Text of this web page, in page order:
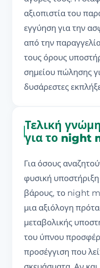
αξιοπιστία του
εγγύηση για την
από την
τους όρους
σημείου πώλησης
δυσάρεστες
Τελική
για το night
Για όσους
φυσική
βάρους, το night
μια αξιόλογη
μεταβολικής
του ύπνου
προσέγγιση που